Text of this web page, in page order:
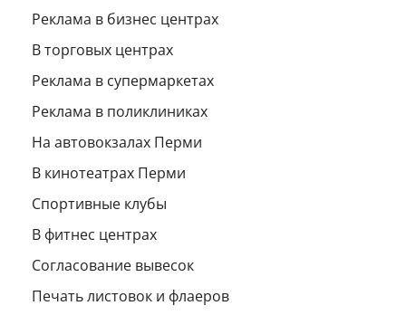
Реклама в бизнес центрах
В торговых центрах
Реклама в супермаркетах
Реклама в поликлиниках
На автовокзалах Перми
В кинотеатрах Перми
Спортивные клубы
В фитнес центрах
Согласование вывесок
Печать листовок и флаеров